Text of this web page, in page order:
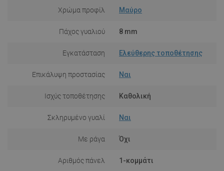
Χρώμα προφίλ Μαύρο
Πάχος γυαλιού 8 mm
Εγκατάσταση Ελεύθερης τοποθέτησης
Επικάλυψη προστασίας Ναι
Ισχύς τοποθέτησης Καθολική
Σκληρυμένο γυαλί Ναι
Με ράγα Όχι
Αριθμός πάνελ 1-κομμάτι